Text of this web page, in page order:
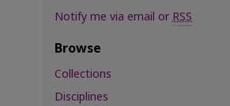
Notify me via email or RSS
Browse
Collections
Disciplines